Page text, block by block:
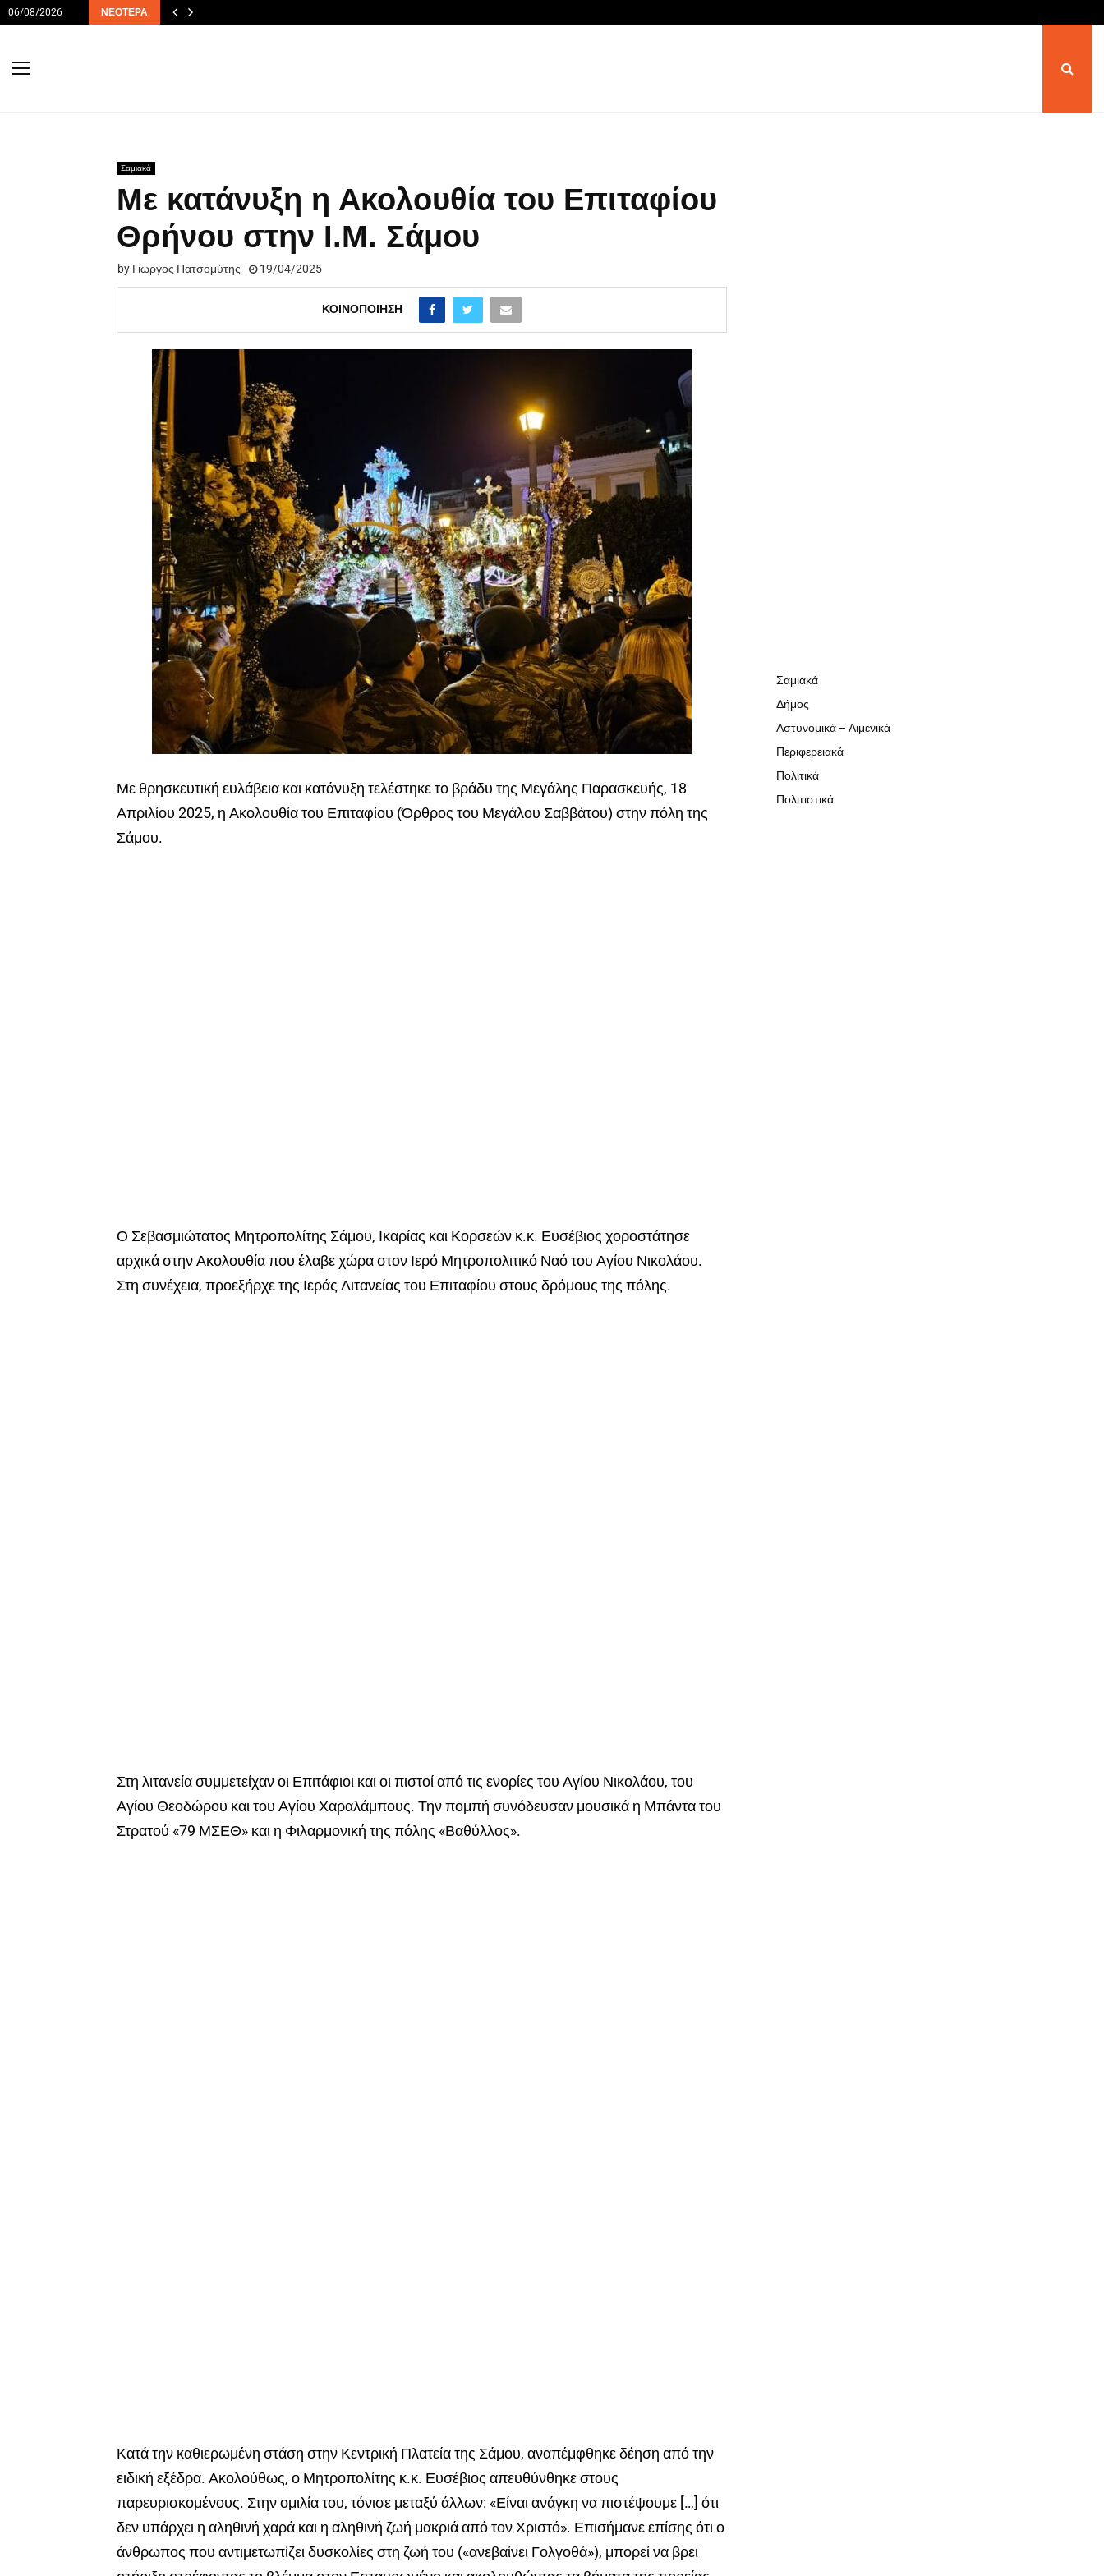
06/08/2026 ΝΕΌΤΕΡΑ
Σαμιακά
Με κατάνυξη η Ακολουθία του Επιταφίου
Θρήνου στην Ι.Μ. Σάμου
by Γιώργος Πατσομύτης 19/04/2025
ΚΟΙΝΟΠΟΊΗΣΗ
Με θρησκευτική ευλάβεια και κατάνυξη τελέστηκε το βράδυ της Μεγάλης Παρασκευής, 18
Απριλίου 2025, η Ακολουθία του Επιταφίου (Όρθρος του Μεγάλου Σαββάτου) στην πόλη της
Σάμου.
Ο Σεβασμιώτατος Μητροπολίτης Σάμου, Ικαρίας και Κορσεών κ.κ. Ευσέβιος χοροστάτησε
αρχικά στην Ακολουθία που έλαβε χώρα στον Ιερό Μητροπολιτικό Ναό του Αγίου Νικολάου.
Στη συνέχεια, προεξήρχε της Ιεράς Λιτανείας του Επιταφίου στους δρόμους της πόλης.
Στη λιτανεία συμμετείχαν οι Επιτάφιοι και οι πιστοί από τις ενορίες του Αγίου Νικολάου, του
Αγίου Θεοδώρου και του Αγίου Χαραλάμπους. Την πομπή συνόδευσαν μουσικά η Μπάντα του
Στρατού «79 ΜΣΕΘ» και η Φιλαρμονική της πόλης «Βαθύλλος».
Κατά την καθιερωμένη στάση στην Κεντρική Πλατεία της Σάμου, αναπέμφθηκε δέηση από την
ειδική εξέδρα. Ακολούθως, ο Μητροπολίτης κ.κ. Ευσέβιος απευθύνθηκε στους
παρευρισκομένους. Στην ομιλία του, τόνισε μεταξύ άλλων: «Είναι ανάγκη να πιστέψουμε […] ότι
δεν υπάρχει η αληθινή χαρά και η αληθινή ζωή μακριά από τον Χριστό». Επισήμανε επίσης ότι ο
άνθρωπος που αντιμετωπίζει δυσκολίες στη ζωή του («ανεβαίνει Γολγοθά»), μπορεί να βρει
Σαμιακά
Δήμος
Αστυνομικά – Λιμενικά
Περιφερειακά
Πολιτικά
Πολιτιστικά